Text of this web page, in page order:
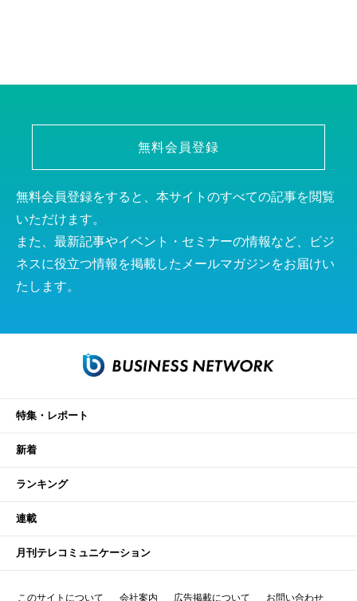
無料会員登録
無料会員登録をすると、本サイトのすべての記事を閲覧
いただけます。
また、最新記事やイベント・セミナーの情報など、ビジ
ネスに役立つ情報を掲載したメールマガジンをお届けい
たします。
特集・レポート
新着
ランキング
連載
月刊テレコミュニケーション
このサイトについて 会社案内 広告掲載について お問い合わせ